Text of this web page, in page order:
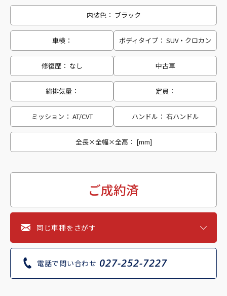
内装色： ブラック
車検： ボディタイプ： SUV・クロカン
修復歴： なし 中古車
総排気量： 定員：
ミッション： AT/CVT ハンドル： 右ハンドル
全長×全幅×全高： [mm]
ご成約済
同じ車種をさがす
電話で問い合わせ 027-252-7227